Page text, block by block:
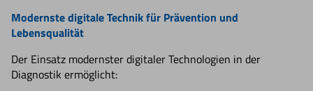
Modernste digitale Technik für Prävention und
Lebensqualität
Der Einsatz modernster digitaler Technologien in der
Diagnostik ermöglicht: